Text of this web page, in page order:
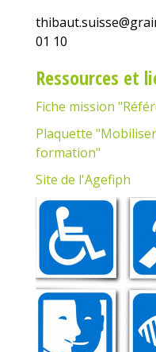
01 10
Ressources et
Fiche mission
Plaquette
formation"
Site de l'Agefiph